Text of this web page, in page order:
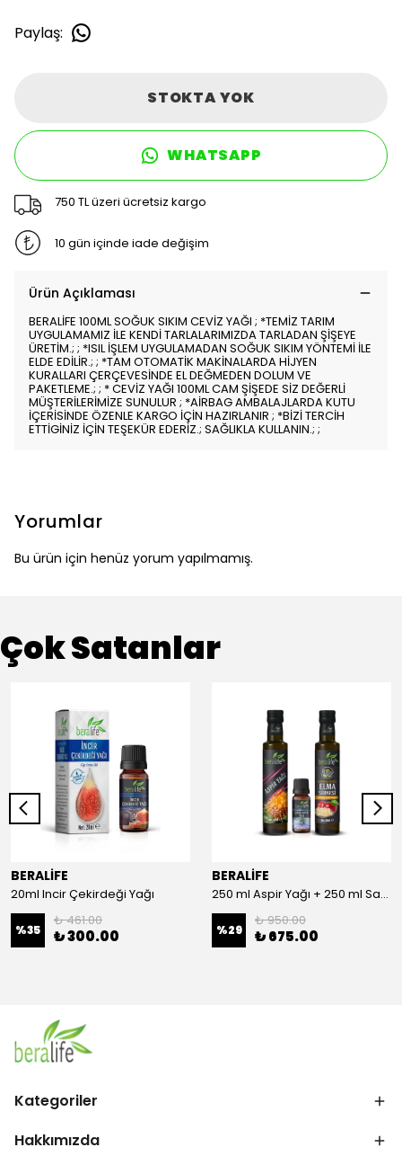
Paylaş:
STOKTA YOK
WHATSAPP
750 TL üzeri ücretsiz kargo
10 gün içinde iade değişim
Ürün Açıklaması
BERALİFE 100ML SOĞUK SIKIM CEVİZ YAĞI ; *TEMİZ TARIM
UYGULAMAMIZ İLE KENDİ TARLALARIMIZDA TARLADAN ŞİŞEYE
ÜRETİM.; ; *ISIL İŞLEM UYGULAMADAN SOĞUK SIKIM YÖNTEMİ İLE
ELDE EDİLİR.; ; *TAM OTOMATİK MAKİNALARDA HİJYEN
KURALLARI ÇERÇEVESİNDE EL DEĞMEDEN DOLUM VE
PAKETLEME.; ; * CEVİZ YAĞI 100ML CAM ŞİŞEDE SİZ DEĞERLİ
MÜŞTERİLERİMİZE SUNULUR ; *AİRBAG AMBALAJLARDA KUTU
İÇERİSİNDE ÖZENLE KARGO İÇİN HAZIRLANIR ; *BİZİ TERCİH
ETTİGİNİZ İÇİN TEŞEKÜR EDERİZ.; SAĞLIKLA KULLANIN.; ;
Yorumlar
Bu ürün için henüz yorum yapılmamış.
Çok Satanlar
BERALİFE
20ml Incir Çekirdeği Yağı
%35
₺ 461.00
₺ 300.00
BERALİFE
250 ml Aspir Yağı + 250 ml Sandaloz Sakızlı Elma Sirkesi + 20 ml Çörek Otu Yağı
%29
₺ 950.00
₺ 675.00
Kategoriler
Hakkımızda